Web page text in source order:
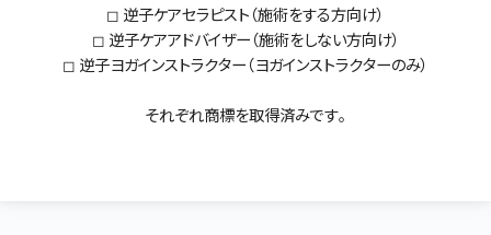
◻︎ 逆子ケアセラピスト（施術をする方向け）
◻︎ 逆子ケアアドバイザー（施術をしない方向け）
◻︎ 逆子ヨガインストラクター（ヨガインストラクターのみ）
それぞれ商標を取得済みです。